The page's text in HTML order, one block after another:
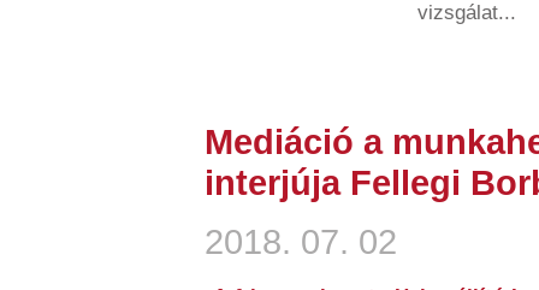
vizsgálat...
Mediáció a
interjúja Fellegi
2018. 07. 02